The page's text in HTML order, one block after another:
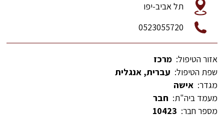
תל אביב-יפו
0523055720
אזור הטיפול: מרכז
שפת הטיפול: עברית, אנגלית
מגדר: אישה
מעמד ביה"ת: חבר
מספר חבר: 10423